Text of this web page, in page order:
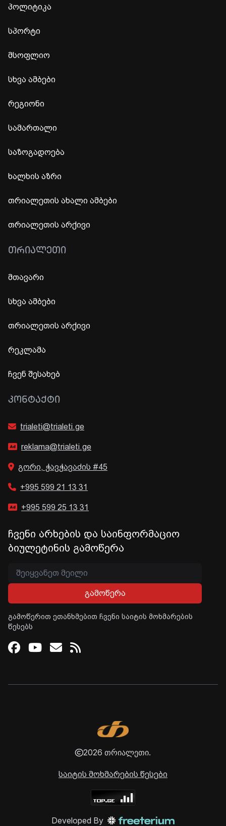
პოლიტიკა
სპორტი
მსოფლიო
სხვა ამბები
რეგიონი
სამართალი
საზოგადოება
ხალხის აზრი
თრიალეთის ახალი ამბები
თრიალეთის არქივი
ᲗᲠᲘᲐᲚᲔᲗᲘ
მთავარი
სხვა ამბები
თრიალეთის არქივი
რეკლამა
ჩვენ შესახებ
ᲙᲝᲜᲢᲐᲥᲢᲘ
trialeti@trialeti.ge
reklama@trialeti.ge
გორი, ჭავჭავაძის #45
+995 599 21 13 31
+995 599 25 13 31
ჩვენი არხების და საინფორმაციო
ბიულეტინის გამოწერა
გამოწერა
გამოწერით ეთანხმებით ჩვენი საიტის მოხმარების
წესებს
Facebook
Youtube
Email
RSS
2026 თრიალეთი.
საიტის მოხმარების წესები
Developed By